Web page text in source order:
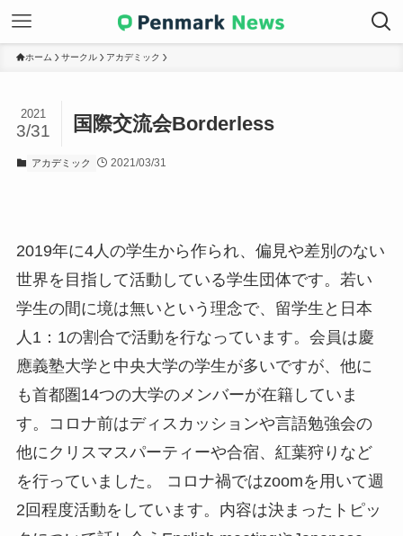
ホーム サークル アカデミック
国際交流会Borderless
2021
3/31
アカデミック 2021/03/31
2019年に4人の学生から作られ、偏見や差別のない
世界を目指して活動している学生団体です。若い
学生の間に境は無いという理念で、留学生と日本
人1：1の割合で活動を行なっています。会員は慶
應義塾大学と中央大学の学生が多いですが、他に
も首都圏14つの大学のメンバーが在籍していま
す。コロナ前はディスカッションや言語勉強会の
他にクリスマスパーティーや合宿、紅葉狩りなど
を行っていました。 コロナ禍ではzoomを用いて週
2回程度活動をしています。内容は決まったトピッ